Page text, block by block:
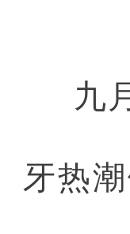
九
牙热